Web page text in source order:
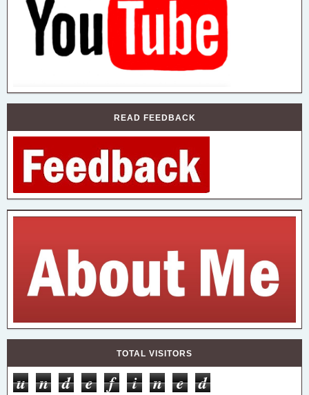
READ FEEDBACK
TOTAL VISITORS
u n d e f i n e d